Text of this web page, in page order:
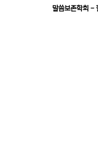
말씀보존학회 -